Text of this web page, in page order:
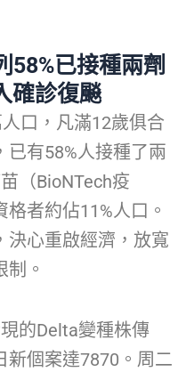
58%已接種兩劑
確診復飈
口，凡滿12歲俱合
有58%人接種了兩
（BioNTech疫
者約佔11%人口。
決心重啟經濟，放寬
。
的Delta變種株傳
新個案達7870。周二